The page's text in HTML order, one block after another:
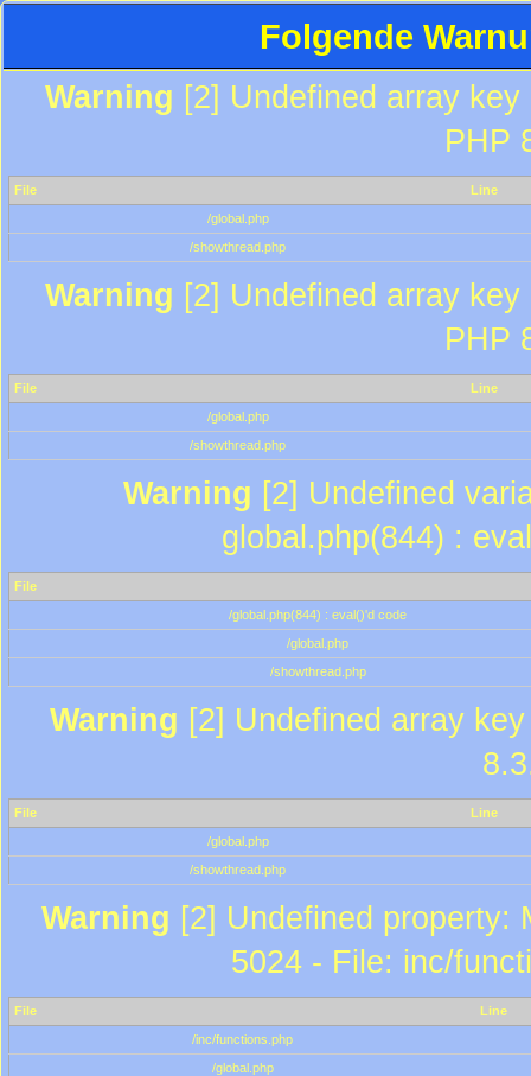
Folgende
Warning [2] Undefined array
PHP
File
Line
/global.php
/showthread.php
Warning [2] Undefined array
PHP
File
Line
/global.php
/showthread.php
Warning [2] Undefined
global.php(844) :
File
/global.php(844) : eval()'d code
/global.php
/showthread.php
Warning [2] Undefined array
File
Line
/global.php
/showthread.php
Warning [2] Undefined property:
5024 - File: inc/
File
Line
/inc/functions.php
/global.php